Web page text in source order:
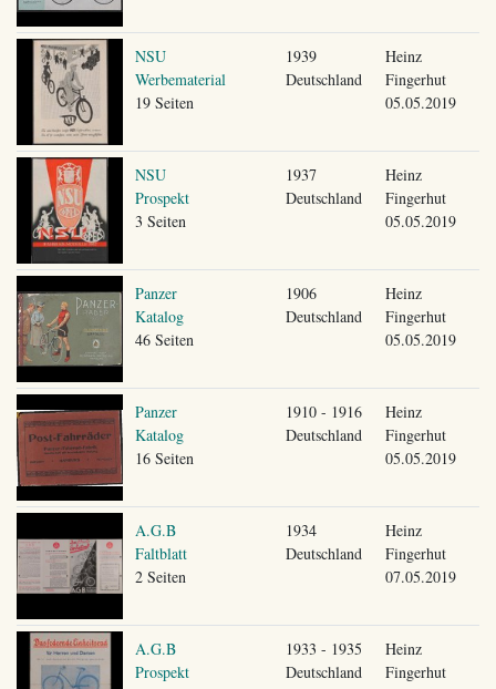
NSU
Werbematerial
19 Seiten
1939
Deutschland
Heinz
Fingerhut
05.05.2019
NSU
Prospekt
3 Seiten
1937
Deutschland
Heinz
Fingerhut
05.05.2019
Panzer
Katalog
46 Seiten
1906
Deutschland
Heinz
Fingerhut
05.05.2019
Panzer
Katalog
16 Seiten
1910 - 1916
Deutschland
Heinz
Fingerhut
05.05.2019
A.G.B
Faltblatt
2 Seiten
1934
Deutschland
Heinz
Fingerhut
07.05.2019
A.G.B
Prospekt
1933 - 1935
Deutschland
Heinz
Fingerhut